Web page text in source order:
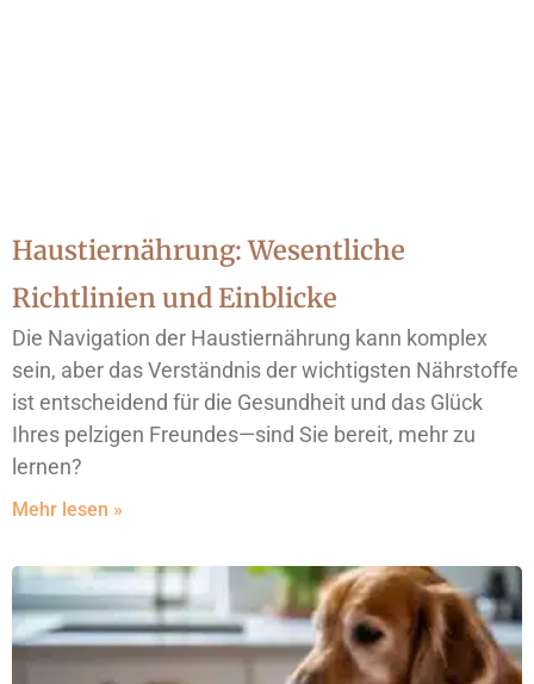
Haustiernährung: Wesentliche
Richtlinien und Einblicke
Die Navigation der Haustiernährung kann komplex
sein, aber das Verständnis der wichtigsten Nährstoffe
ist entscheidend für die Gesundheit und das Glück
Ihres pelzigen Freundes—sind Sie bereit, mehr zu
lernen?
Mehr lesen »